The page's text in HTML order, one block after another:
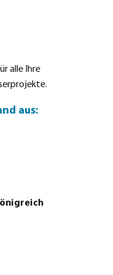
mm Stutzen
DVGW
alle Ihre
aus: